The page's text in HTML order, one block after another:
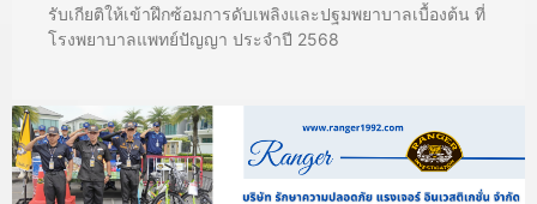
รับเกียติให้เข้าฝึกซ้อมการดับเพลิงและปฐมพยาบาลเบื้องต้น ที่
โรงพยาบาลแพทย์ปัญญา ประจำปี 2568